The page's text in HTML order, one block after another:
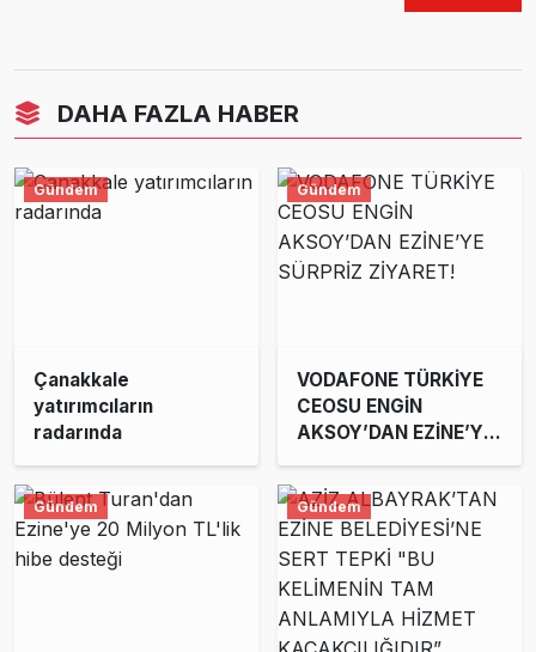
DAHA FAZLA HABER
Gündem
Çanakkale
yatırımcıların
radarında
Gündem
VODAFONE TÜRKİYE
CEOSU ENGİN
AKSOY’DAN EZİNE’YE
Gündem Gündem